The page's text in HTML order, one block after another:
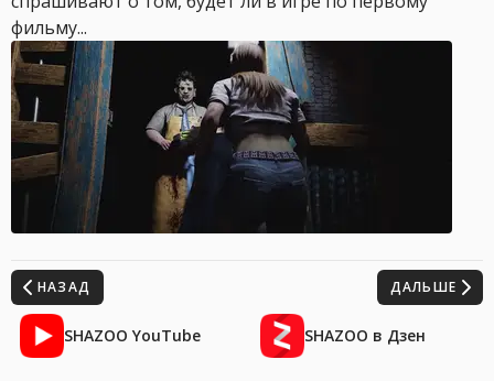
фильму...
НАЗАД ДАЛЬШЕ
SHAZOO YouTube SHAZOO в Дзен